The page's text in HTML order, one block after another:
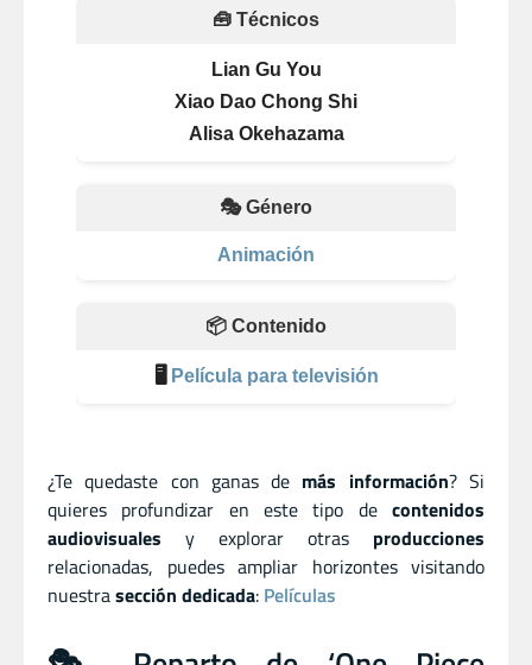
🧰 Técnicos
Lian Gu You
Xiao Dao Chong Shi
Alisa Okehazama
🎭 Género
Animación
📦 Contenido
🖥️ Película para televisión
¿Te quedaste con ganas de más información? Si
quieres profundizar en este tipo de contenidos
audiovisuales y explorar otras producciones
relacionadas, puedes ampliar horizontes visitando
nuestrasección dedicada: Películas